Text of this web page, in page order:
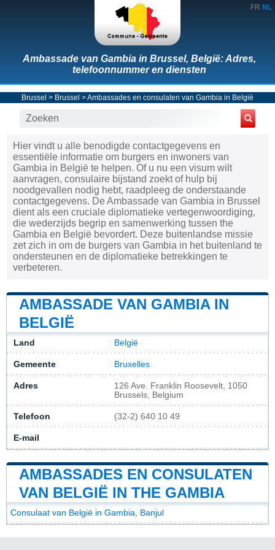
FR NL
Ambassade van Gambia in Brussel, België: Adres,
telefoonnummer en diensten
Brussel > Brussel >Ambassades en consulaten van Gambia in België
Hier vindt u alle benodigde contactgegevens en
essentiële informatie om burgers en inwoners van
Gambia in België te helpen. Of u nu een visum wilt
aanvragen, consulaire bijstand zoekt of hulp bij
noodgevallen nodig hebt, raadpleeg de onderstaande
contactgegevens. De Ambassade van Gambia in Brussel
dient als een cruciale diplomatieke vertegenwoordiging,
die wederzijds begrip en samenwerking tussen the
Gambia en België bevordert. Deze buitenlandse missie
zet zich in om de burgers van Gambia in het buitenland te
ondersteunen en de diplomatieke betrekkingen te
verbeteren.
AMBASSADE VAN GAMBIA IN
BELGIË
Land België
Gemeente Bruxelles
Adres
126 Ave. Franklin Roosevelt, 1050
Brussels, Belgium
Telefoon (32-2) 640 10 49
E-mail
AMBASSADES EN CONSULATEN
VAN BELGIË IN THE GAMBIA
Consulaat van België in Gambia, Banjul